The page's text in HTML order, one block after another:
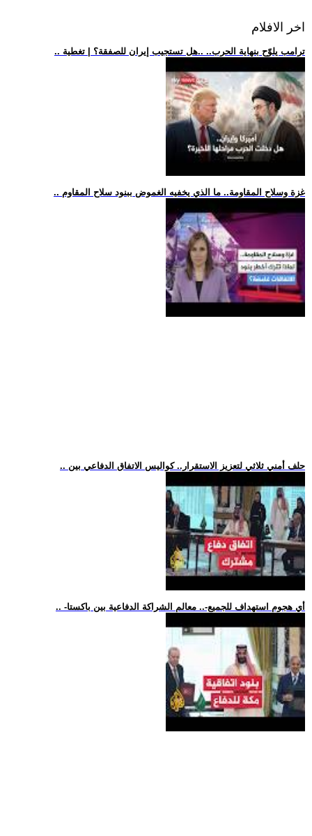
اخر الافلام
.. ترامب يلوّح بنهاية الحرب.. ..هل تستجيب إيران للصفقة؟ | تغطية
.. غزة وسلاح المقاومة.. ما الذي يخفيه الغموض ببنود سلاح المقاوم
.. حلف أمني ثلاثي لتعزيز الاستقرار.. كواليس الاتفاق الدفاعي بين
.. -أي هجوم استهداف للجميع-.. معالم الشراكة الدفاعية بين باكستا